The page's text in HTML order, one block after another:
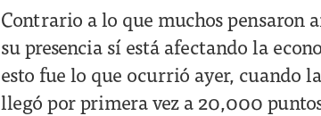
Contrario a lo que muchos pensaron
su presencia sí está afectando la
esto fue lo que ocurrió ayer, cuando
llegó por primera vez a 20,000